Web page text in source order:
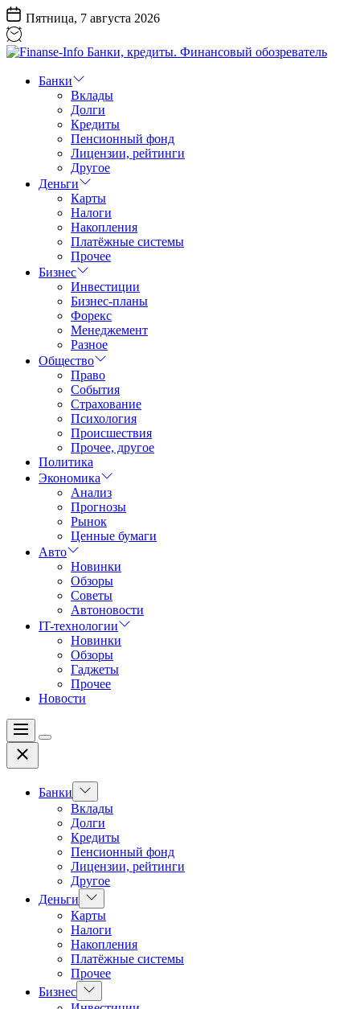
Перейти
к
содержанию
Пятница, 7 августа 2026
Info
Финансовый
обозреватель
Банки
Вклады
Долги
Кредиты
Пенсионный фонд
Лицензии, рейтинги
Другое
Деньги
Карты
Налоги
Накопления
Платёжные системы
Прочее
Бизнес
Инвестиции
Бизнес-планы
Форекс
Менеджемент
Разное
Общество
Право
События
Страхование
Психология
Происшествия
Прочее, другое
Политика
Экономика
Анализ
Прогнозы
Рынок
Ценные бумаги
Авто
Новинки
Обзоры
Советы
Автоновости
IT-технологии
Новинки
Обзоры
Гаджеты
Прочее
Новости
Меню
Цвет
Закрыть
Банки
Показать
подменю
Вклады
Долги
Кредиты
Пенсионный фонд
Лицензии, рейтинги
Другое
Деньги
Показать
подменю
Карты
Налоги
Накопления
Платёжные системы
Прочее
Бизнес Показать
подменю